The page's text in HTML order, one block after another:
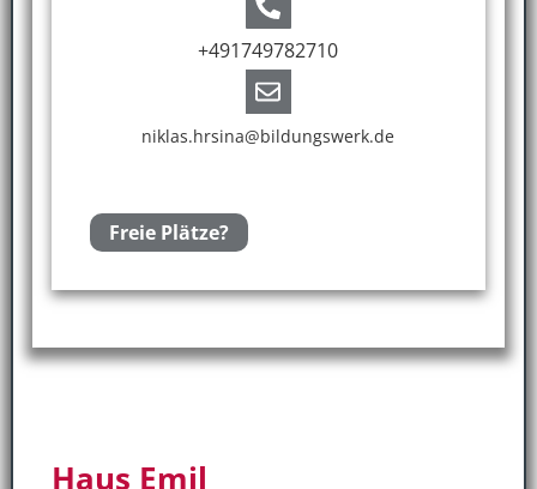
+491749782710
niklas.hrsina@bildungswerk.de
Freie Plätze?
Haus Emil